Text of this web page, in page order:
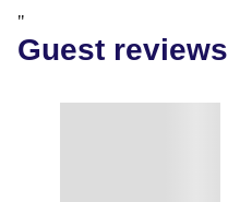
"
Guest reviews